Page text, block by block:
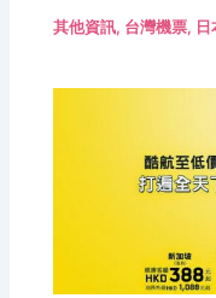
其他資訊, 台灣機票,